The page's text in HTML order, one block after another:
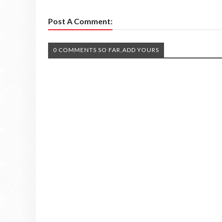
Post A Comment:
0 COMMENTS SO FAR,ADD YOURS